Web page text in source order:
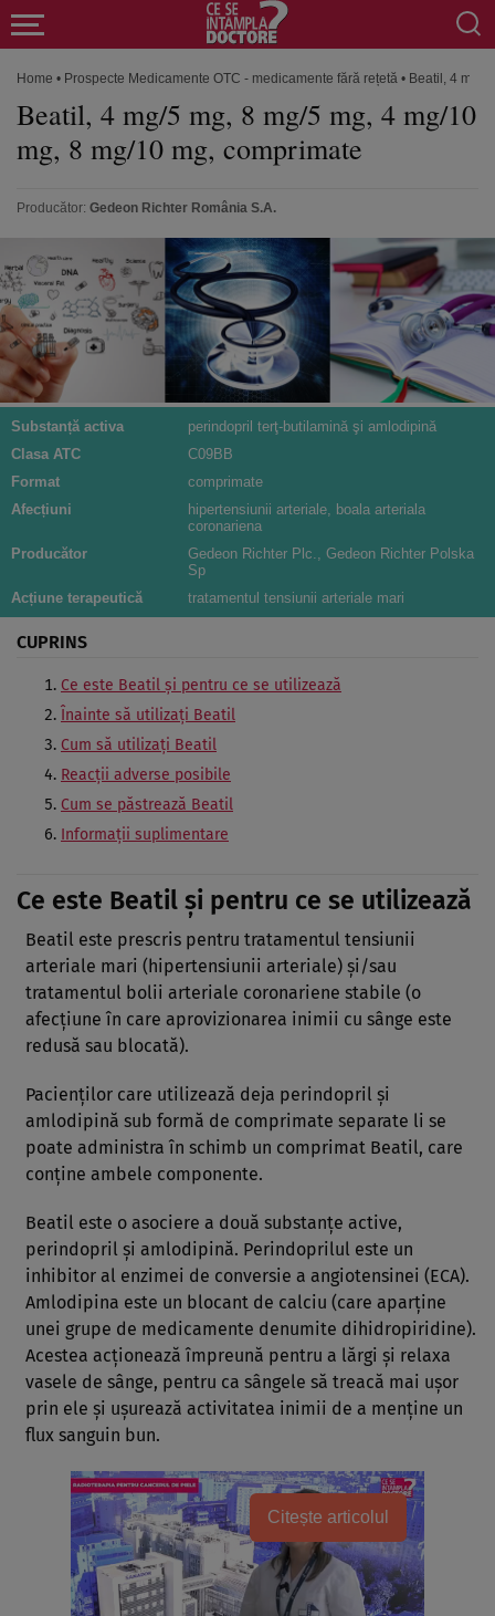
Home • Prospecte Medicamente OTC - medicamente fără rețetă • Beatil, 4 mg/
Beatil, 4 mg/5 mg, 8 mg/5 mg, 4 mg/10
mg, 8 mg/10 mg, comprimate
Producător: Gedeon Richter România S.A.
Substanță activa
perindopril terţ-butilamină şi amlodipină
Clasa ATC
C09BB
Format
comprimate
Afecțiuni
hipertensiunii arteriale, boala arteriala
coronariena
Producător
Gedeon Richter Plc., Gedeon Richter Polska
Sp
Acțiune terapeutică
tratamentul tensiunii arteriale mari
CUPRINS
Ce este Beatil şi pentru ce se utilizează
Înainte să utilizaţi Beatil
Cum să utilizaţi Beatil
Reacţii adverse posibile
Cum se păstrează Beatil
Informaţii suplimentare
Ce este Beatil şi pentru ce se utilizează
Beatil este prescris pentru tratamentul tensiunii
arteriale mari (hipertensiunii arteriale) şi/sau
tratamentul bolii arteriale coronariene stabile (o
afecţiune în care aprovizionarea inimii cu sânge este
redusă sau blocată).
Pacienţilor care utilizează deja perindopril şi
amlodipină sub formă de comprimate separate li se
poate administra în schimb un comprimat Beatil, care
conţine ambele componente.
Beatil este o asociere a două substanţe active,
perindopril şi amlodipină. Perindoprilul este un
inhibitor al enzimei de conversie a angiotensinei (ECA).
Amlodipina este un blocant de calciu (care aparţine
unei grupe de medicamente denumite dihidropiridine).
Acestea acţionează împreună pentru a lărgi şi relaxa
vasele de sânge, pentru ca sângele să treacă mai uşor
prin ele şi uşurează activitatea inimii de a menţine un
flux sanguin bun.
Citește articolul